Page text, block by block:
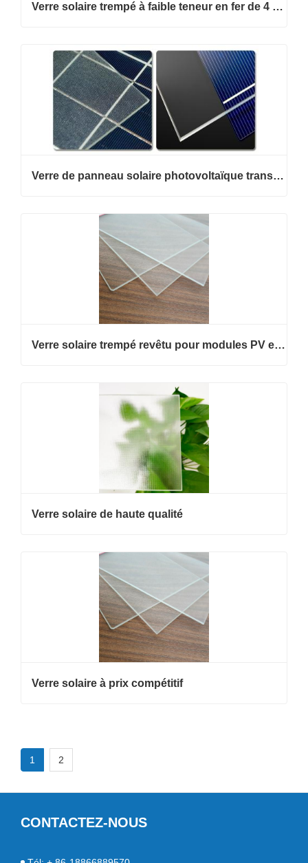
Verre solaire trempé à faible teneur en fer de 4 mm
Verre de panneau solaire photovoltaïque transparent pour projets BIPV et d'énergie verte
Verre solaire trempé revêtu pour modules PV et projets BIPV
Verre solaire de haute qualité
Verre solaire à prix compétitif
1 2
CONTACTEZ-NOUS